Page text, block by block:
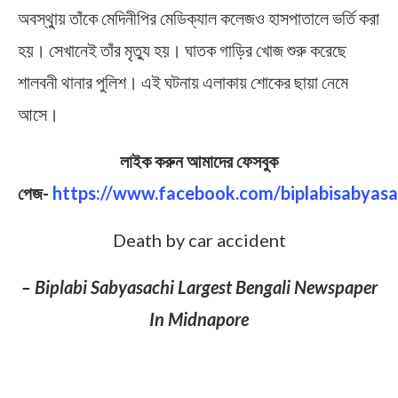
অবস্থাু্য় তাঁকে মেদিনীপির মেডিক্যাল কলেজও হাসপাতালে ভর্তি করা
হয়। সেখানেই তাঁর মৃত্যু হয়। ঘাতক গাড়ির খোজ শুরু করেছে
শালবনী থানার পুলিশ। এই ঘটনায় এলাকায় শোকের ছায়া নেমে
আসে।
লাইক করুন আমাদের ফেসবুক
পেজ- https://www.facebook.com/
Death by car accident
– Biplabi Sabyasachi Largest Bengali Newspaper
In Midnapore